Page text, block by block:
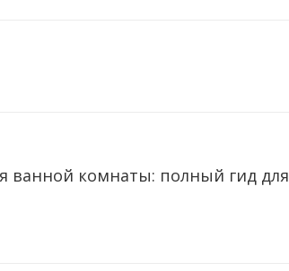
ванной комнаты: полный гид для